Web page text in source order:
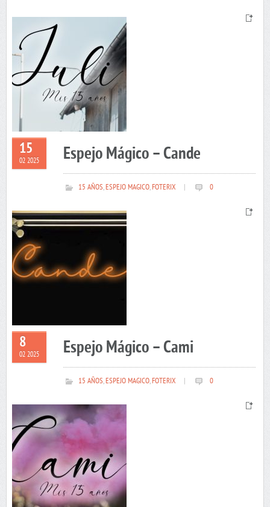
15
02 2025 Espejo Mágico – Cande
15 AÑOS,ESPEJO MAGICO,FOTERIX 0
8
02 2025 Espejo Mágico – Cami
15 AÑOS,ESPEJO MAGICO,FOTERIX 0